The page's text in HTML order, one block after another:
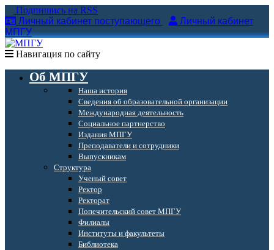
Подпишись на RSS
Личный кабинет поступающего
Личный кабинет
МПГУ
Навигация по сайту
Об МПГУ
Наша история
Сведения об образовательной организации
Международная деятельность
Социальное партнерство
Издания МПГУ
Преподаватели и сотрудники
Выпускникам
Структура
Ученый совет
Ректор
Ректорат
Попечительский совет МПГУ
Филиалы
Институты и факультеты
Библиотека